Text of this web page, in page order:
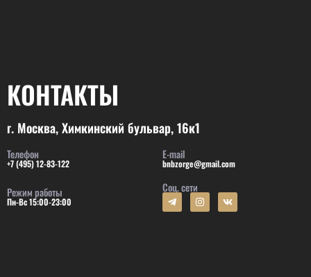
КОНТАКТЫ
г. Москва, Химкинский бульвар, 16к1
Телефон
+7 (495) 12-83-122
E-mail
bnbzorge@gmail.com
Режим работы
Пн-Вс 15:00-23:00
Соц. сети